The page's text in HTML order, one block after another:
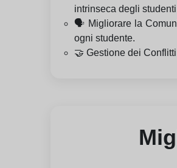
intrinseca degli
🗣️ Migliorare la
ogni studente.
🤝 Gestione dei